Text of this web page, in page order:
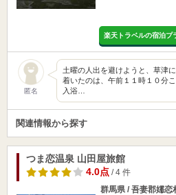
楽天トラベルの宿泊プ
匿名
土曜の人出を避けようと、草津
着いたのは、午前１１時１０分
入浴…
関連情報から探す
つま恋温泉 山田屋旅館
4.0点/ 4 件
群馬県 / 吾妻郡嬬恋